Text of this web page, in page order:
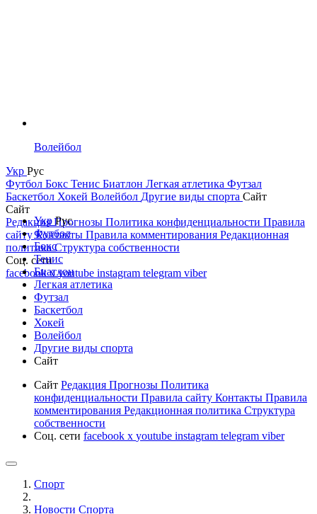
Волейбол
Укр Рус
Футбол Бокс Тенис Биатлон Легкая атлетика Футзал
Баскетбол Хокей Волейбол Другие виды спорта Сайт
Сайт
РедакцияПрогнозы Политика конфиденциальности Правила
сайтуКонтакты Правила комментирования Редакционная
политикаСтруктура собственности
Соц. сети
facebookxyoutube instagram telegram viber
УкрРус
Футбол
Бокс
Тенис
Биатлон
Легкая атлетика
Футзал
Баскетбол
Хокей
Волейбол
Другие виды спорта
Сайт
Сайт Редакция Прогнозы Политика
конфиденциальности Правила сайту Контакты Правила
комментирования Редакционная политика Структура
собственности
Соц. сети facebook x youtube instagram telegram viber
Спорт
Новости Cпорта